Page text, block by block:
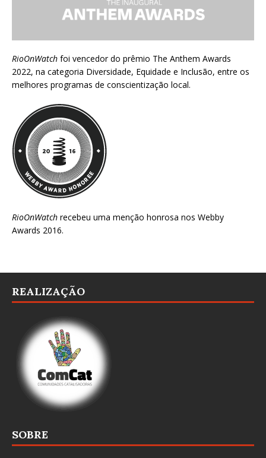
RioOnWatch foi vencedor do prêmio The Anthem Awards
2022, na categoria Diversidade, Equidade e Inclusão, entre os
melhores programas de conscientização local.
RioOnWatch recebeu uma menção honrosa nos Webby
Awards 2016.
REALIZAÇÃO
SOBRE